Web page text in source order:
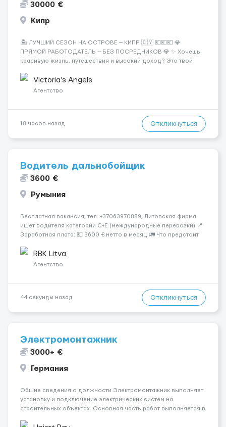
30000 €
Кипр
🏝️ ЛУЧШИЙ СЕЗОН НА ОСТРОВЕ — КИПР 🇨🇾 💶💶💶 💎
ПРЯМОЙ РАБОТОДАТЕЛЬ — БЕЗ ПОСРЕДНИКОВ 💎 ✨ Хочешь
красивую жизнь, путешествия и высокий доход? Это твой
Опытная команда с годами практики — Стабильный поток
клиентов (без ...
Victoria's Angels
Агентство
18 часов назад Откликнуться
Водитель дальнобойщик
3600 €
Румыния
Бесплатная вакансия, тел. +37063970889, Литовская фирма
ищет водителя категории C+E (международные перевозки) 📍
Заработная плата: 💶 3600 € нетто в месяц 🚛 Что предстоит
рефрижераторах. В среднем 400–500 км в день. Погрузки и
разгрузки...
RBK Litva
Агентство
44 секунды назад Откликнуться
Электромонтажник
3000+ €
Германия
Общие сведения о должности Электромонтажник выполняет
установку и подключение электрических систем на
строительных объектах. Основная часть работ выполняется в